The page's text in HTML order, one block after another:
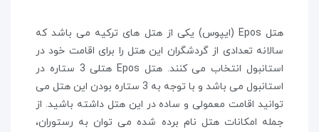
هتل Epos (ایپوس) یکی از هتل های ترکیه می باشد که
سالانه تعدادی از گردشگران این هتل را برای اقامت خود در
استانبول انتخاب می کنند. هتل Epos هتلی 3 ستاره در
استانبول می باشد و با توجه به 3 ستاره بودن این هتل می
توانید اقامت معمولی و ساده در این هتل داشته باشید. از
جمله امکانات هتل نام برده شده می توان به رستوران،